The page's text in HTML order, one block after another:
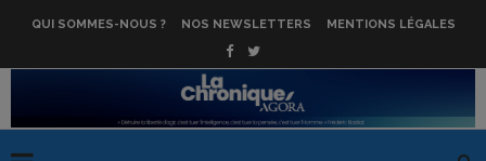
QUI SOMMES-NOUS ? NOS NEWSLETTERS MENTIONS LÉGALES